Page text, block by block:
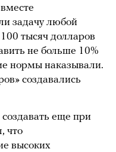
задачу любой
тысяч долларов
не больше 10%
нормы наказывали.
создавались
еще при
что
высоких